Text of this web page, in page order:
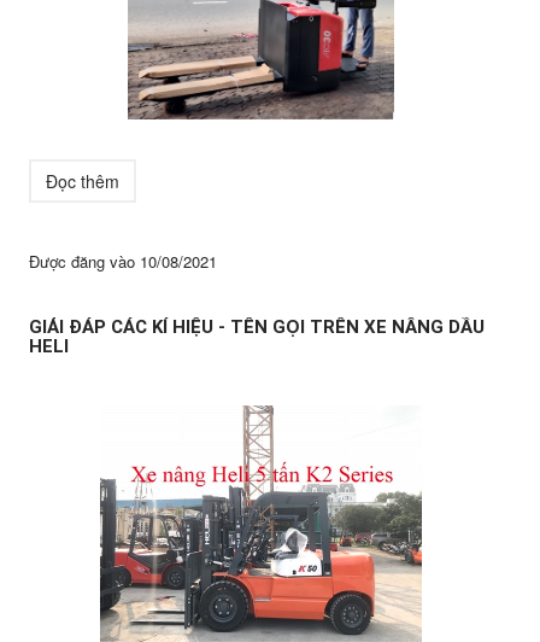
Đọc thêm
Được đăng vào 10/08/2021
GIẢI ĐÁP CÁC KÍ HIỆU - TÊN GỌI TRÊN XE NÂNG DẦU
HELI